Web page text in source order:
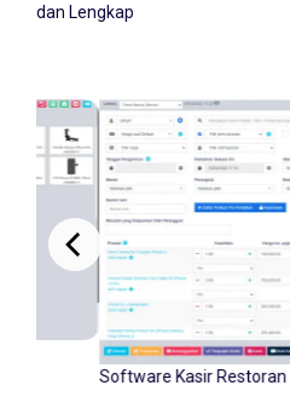
dan Lengkap
Software Kasir Retail